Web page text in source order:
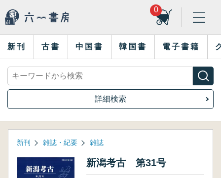
0
新刊 古書 中国書 韓国書 電子書籍
詳細検索
新刊 雑誌・紀要 雑誌
新潟考古 第31号